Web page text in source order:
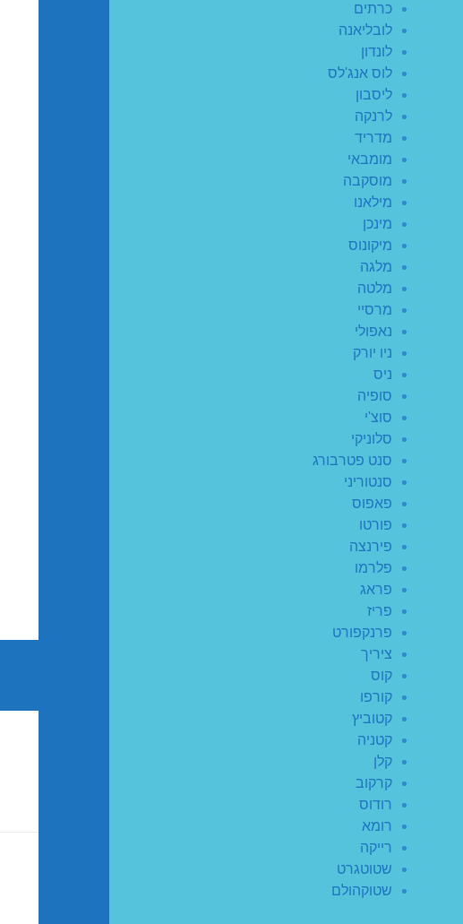
כרתים
לובליאנה
לונדון
לוס אנג'לס
ליסבון
לרנקה
מדריד
מומבאי
מוסקבה
מילאנו
מינכן
מיקונוס
מלגה
מלטה
מרסיי
נאפולי
ניו יורק
ניס
סופיה
סוצ'י
סלוניקי
סנט פטרבורג
סנטוריני
פאפוס
פורטו
פירנצה
פלרמו
פראג
פריז
פרנקפורט
ציריך
קוס
קורפו
קטוביץ
קטניה
קלן
קרקוב
רודוס
רומא
רייקה
שטוטגרט
שטוקהולם